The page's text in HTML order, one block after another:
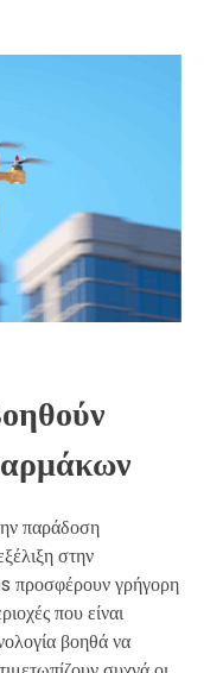
παράδοση
στην
προσφέρουν γρήγορη
που είναι
βοηθά να